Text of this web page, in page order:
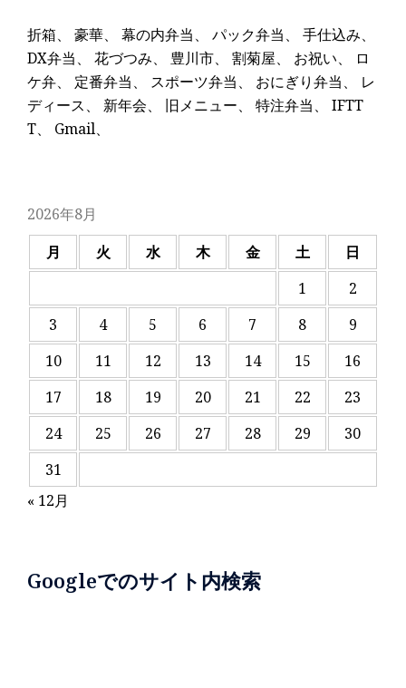
折箱、 豪華、 幕の内弁当、 パック弁当、 手仕込み、
DX弁当、 花づつみ、 豊川市、 割菊屋、 お祝い、
ロ
ケ弁、 定番弁当、 スポーツ弁当、 おにぎり弁当、 レ
ディース、 新年会、 旧メニュー、 特注弁当、 IFTT
T、 Gmail、
2026年8月
月
火 水 木 金 土
日
1
2
3
4 5 6 7 8
9
10
11 12 13 14 15
16
17
18 19 20 21 22
23
24
25 26 27 28 29
30
31
« 12月
Googleでのサイト内検索